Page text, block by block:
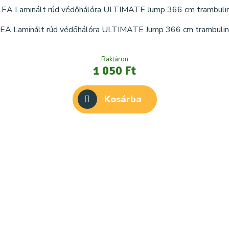
Laminált rúd védőhálóra ULTIMATE Jump 366 cm
Raktáron
1 050 Ft
Kosárba